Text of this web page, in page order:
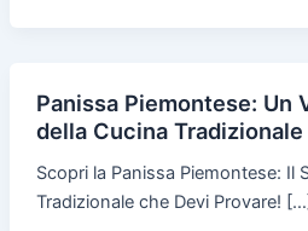
Panissa Piemontese: Un
della Cucina Tradizionale
Scopri la Panissa Piemontese: Il
Tradizionale che Devi Provare!